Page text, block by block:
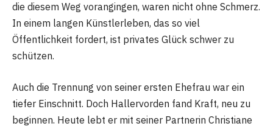
die diesem Weg vorangingen, waren nicht ohne Schmerz.
In einem langen Künstlerleben, das so viel
Öffentlichkeit fordert, ist privates Glück schwer zu
schützen.
Auch die Trennung von seiner ersten Ehefrau war ein
tiefer Einschnitt. Doch Hallervorden fand Kraft, neu zu
beginnen. Heute lebt er mit seiner Partnerin Christiane